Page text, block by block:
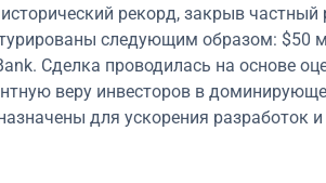
рекорд, закрыв
следующим образом: $50
Сделка проводилась на основе
веру инвесторов в
для ускорения разработок